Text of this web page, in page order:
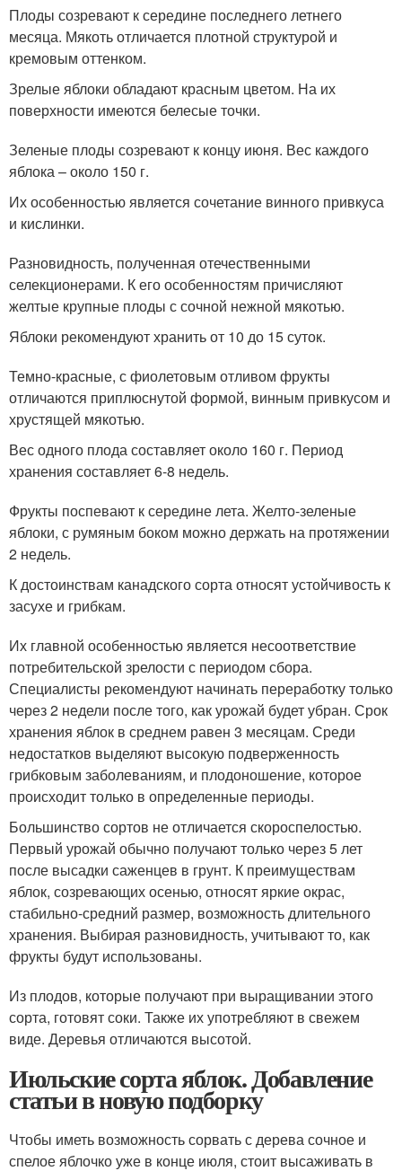
Плоды созревают к середине последнего летнего
месяца. Мякоть отличается плотной структурой и
кремовым оттенком.
Зрелые яблоки обладают красным цветом. На их
поверхности имеются белесые точки.
Зеленые плоды созревают к концу июня. Вес каждого
яблока – около 150 г.
Их особенностью является сочетание винного привкуса
и кислинки.
Разновидность, полученная отечественными
селекционерами. К его особенностям причисляют
желтые крупные плоды с сочной нежной мякотью.
Яблоки рекомендуют хранить от 10 до 15 суток.
Темно-красные, с фиолетовым отливом фрукты
отличаются приплюснутой формой, винным привкусом и
хрустящей мякотью.
Вес одного плода составляет около 160 г. Период
хранения составляет 6-8 недель.
Фрукты поспевают к середине лета. Желто-зеленые
яблоки, с румяным боком можно держать на протяжении
2 недель.
К достоинствам канадского сорта относят устойчивость к
засухе и грибкам.
Их главной особенностью является несоответствие
потребительской зрелости с периодом сбора.
Специалисты рекомендуют начинать переработку только
через 2 недели после того, как урожай будет убран. Срок
хранения яблок в среднем равен 3 месяцам. Среди
недостатков выделяют высокую подверженность
грибковым заболеваниям, и плодоношение, которое
происходит только в определенные периоды.
Большинство сортов не отличается скороспелостью.
Первый урожай обычно получают только через 5 лет
после высадки саженцев в грунт. К преимуществам
яблок, созревающих осенью, относят яркие окрас,
стабильно-средний размер, возможность длительного
хранения. Выбирая разновидность, учитывают то, как
фрукты будут использованы.
Из плодов, которые получают при выращивании этого
сорта, готовят соки. Также их употребляют в свежем
виде. Деревья отличаются высотой.
Июльские сорта яблок. Добавление
статьи в новую подборку
Чтобы иметь возможность сорвать с дерева сочное и
спелое яблочко уже в конце июля, стоит высаживать в